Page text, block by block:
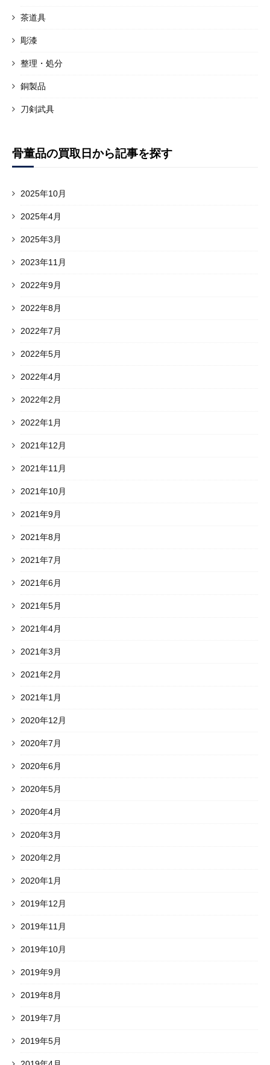
茶道具
彫漆
整理・処分
銅製品
刀剣武具
骨董品の買取日から記事を探す
2025年10月
2025年4月
2025年3月
2023年11月
2022年9月
2022年8月
2022年7月
2022年5月
2022年4月
2022年2月
2022年1月
2021年12月
2021年11月
2021年10月
2021年9月
2021年8月
2021年7月
2021年6月
2021年5月
2021年4月
2021年3月
2021年2月
2021年1月
2020年12月
2020年7月
2020年6月
2020年5月
2020年4月
2020年3月
2020年2月
2020年1月
2019年12月
2019年11月
2019年10月
2019年9月
2019年8月
2019年7月
2019年5月